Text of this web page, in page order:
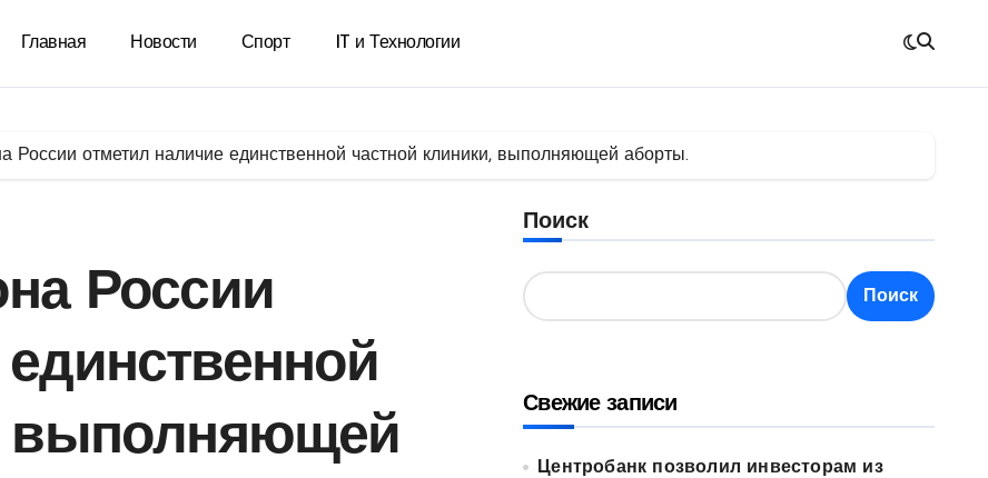
Главная Новости Спорт IT и Технологии
России отметил наличие единственной частной клиники, выполняющей аборты.
России
выполняющей
Поиск
Поиск
Свежие записи
Центробанк позволил инвесторам из